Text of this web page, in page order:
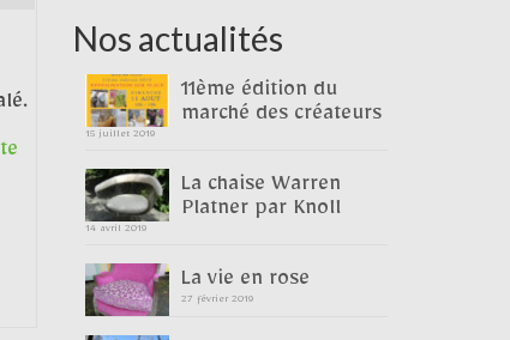
Nos actualités
11ème édition du
marché des créateurs
15 juillet 2019
La chaise Warren
Platner par Knoll
14 avril 2019
La vie en rose
27 février 2019